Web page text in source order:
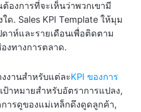
องการที่จะเห็นว่าพวกเขามี
ด. Sales KPI Template ให้มุม
าห์และรายเดือนเพื่อติดตาม
งทางการตลาด.
งานสำหรับแต่ละKPI ของการ
ป้าหมายสำหรับอัตราการแปลง,
ารดูของแม่เหล็กดึงดูดลูกค้า,